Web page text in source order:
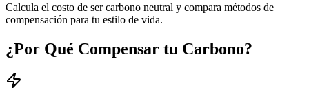
Calcula el costo de ser carbono neutral y compara métodos de
compensación para tu estilo de vida.
¿Por Qué Compensar tu Carbono?